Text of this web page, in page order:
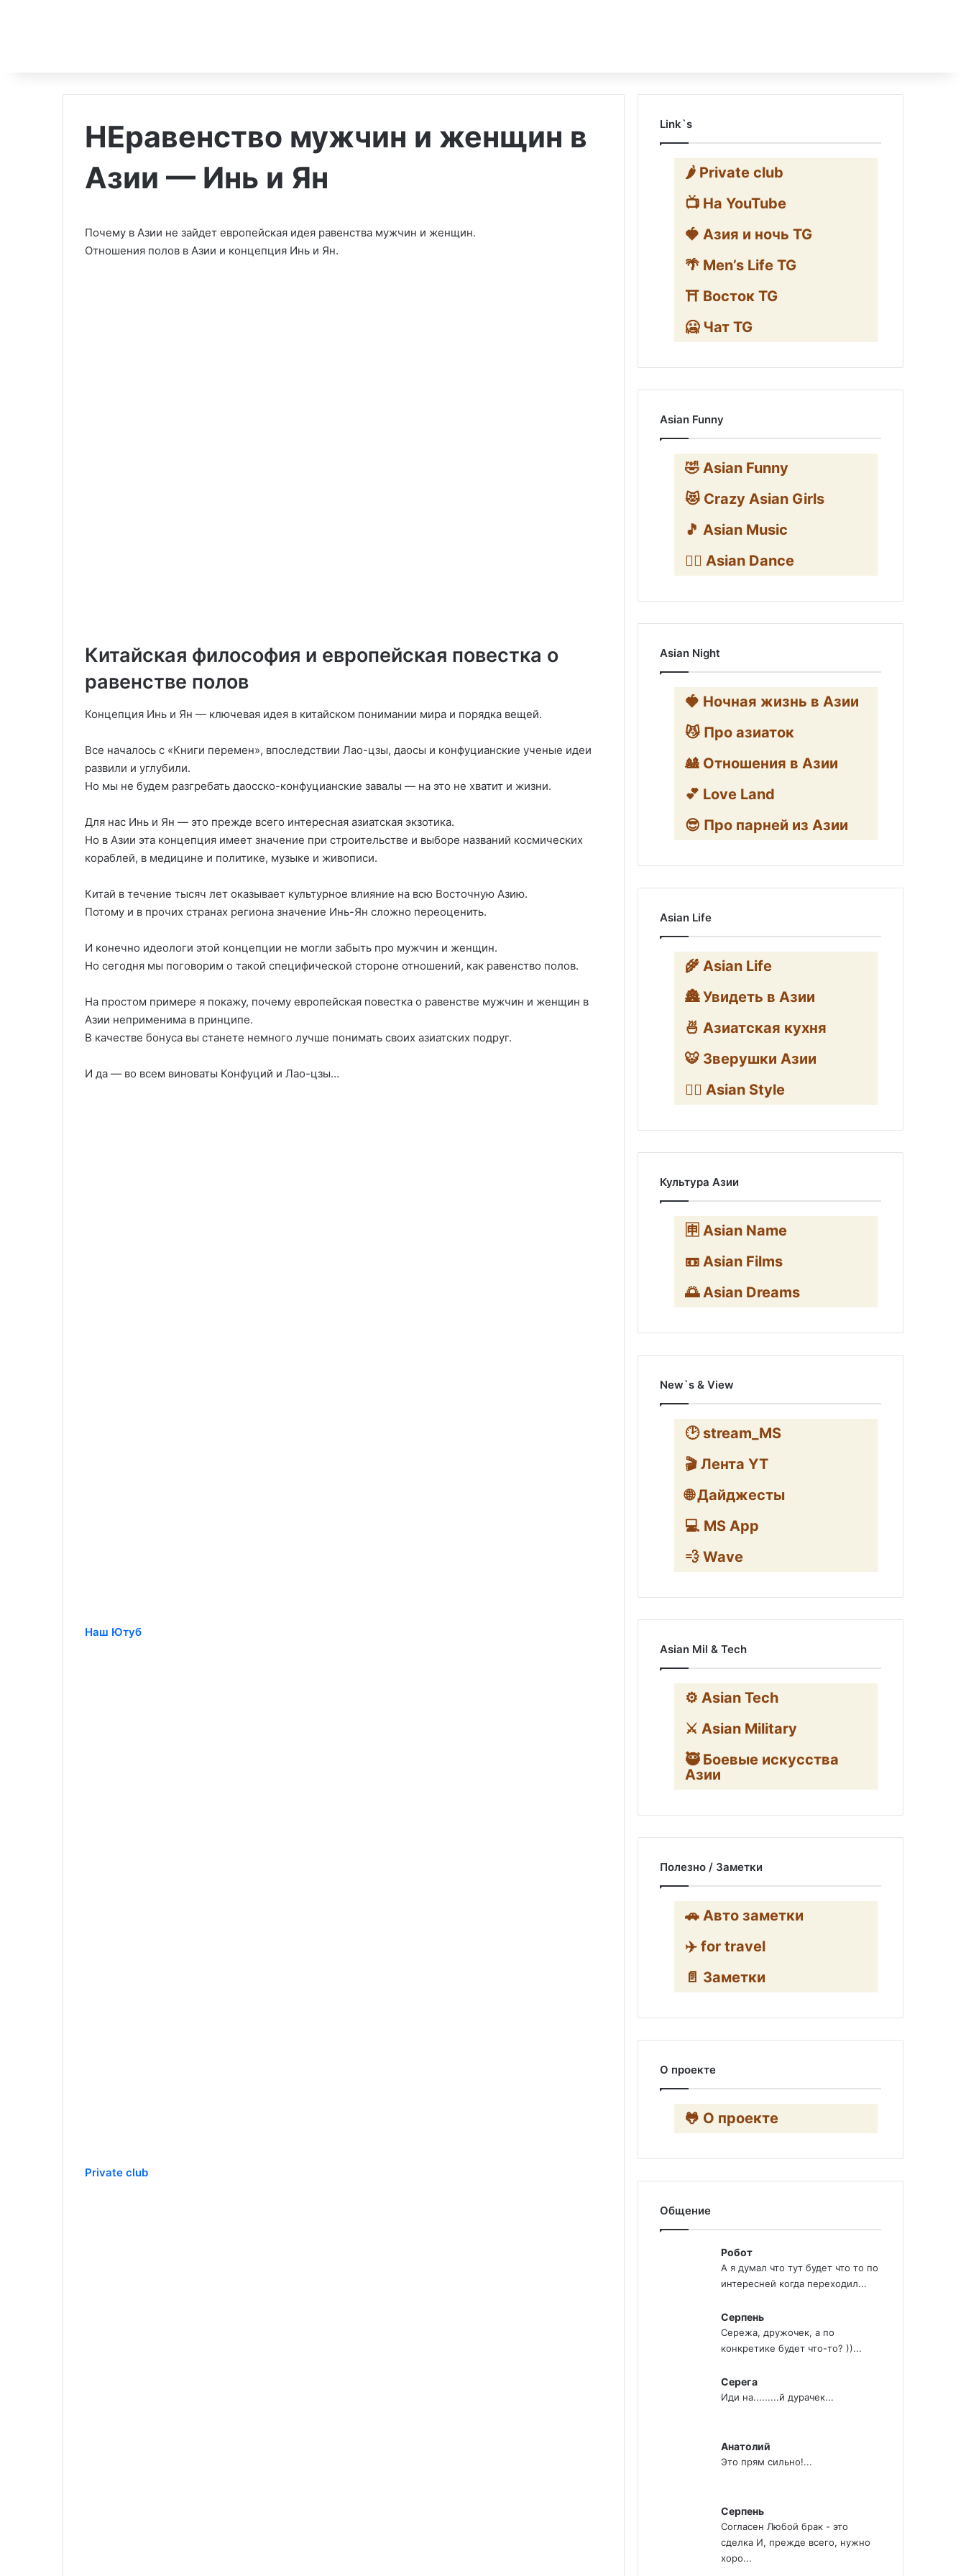
НЕравенство мужчин и женщин в
Азии — Инь и Ян
Почему в Азии не зайдет европейская идея равенства мужчин и женщин.
Отношения полов в Азии и концепция Инь и Ян.
Китайская философия и европейская повестка о
равенстве полов
Концепция Инь и Ян — ключевая идея в китайском понимании мира и порядка вещей.
Все началось с «Книги перемен», впоследствии Лао-цзы, даосы и конфуцианские ученые идеи
развили и углубили.
Но мы не будем разгребать даосско-конфуцианские завалы — на это не хватит и жизни.
Для нас Инь и Ян — это прежде всего интересная азиатская экзотика.
Но в Азии эта концепция имеет значение при строительстве и выборе названий космических
кораблей, в медицине и политике, музыке и живописи.
Китай в течение тысяч лет оказывает культурное влияние на всю Восточную Азию.
Потому и в прочих странах региона значение Инь-Ян сложно переоценить.
И конечно идеологи этой концепции не могли забыть про мужчин и женщин.
Но сегодня мы поговорим о такой специфической стороне отношений, как равенство полов.
На простом примере я покажу, почему европейская повестка о равенстве мужчин и женщин в
Азии неприменима в принципе.
В качестве бонуса вы станете немного лучше понимать своих азиатских подруг.
И да — во всем виноваты Конфуций и Лао-цзы…
Наш Ютуб
Private club
Link`s
🌶️ Private club
📺 На YouTube
🍓 Азия и ночь TG
🌴 Men’s Life TG
⛩️ Восток TG
🥶 Чат TG
Asian Funny
🤣 Asian Funny
😻 Crazy Asian Girls
🎵 Asian Music
👯‍♀️ Asian Dance
Asian Night
🍓 Ночная жизнь в Азии
😼 Про азиаток
🎎 Отношения в Азии
💕 Love Land
😎 Про парней из Азии
Asian Life
🌾 Asian Life
🏯 Увидеть в Азии
🍜 Азиатская кухня
🐯 Зверушки Азии
🧛‍♂️ Asian Style
Культура Азии
🈸 Asian Name
📼 Asian Films
🌅 Asian Dreams
New`s & View
🕑 stream_MS
🎬 Лента YT
🌐 Дайджесты
💻 MS App
💨 Wave
Asian Mil & Tech
⚙️ Asian Tech
⚔️ Asian Military
🥷 Боевые искусства
Азии
Полезно / Заметки
🚗 Авто заметки
✈️ for travel
📄 Заметки
О проекте
🐸 О проекте
Общение
Робот
А я думал что тут будет что то по
интересней когда переходил...
Серпень
Сережа, дружочек, а по
конкретике будет что-то? ))...
Серега
Иди на.........й дурачек...
Анатолий
Это прям сильно!...
Серпень
Согласен Любой брак - это
сделка И, прежде всего, нужно
хоро...